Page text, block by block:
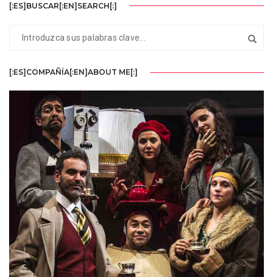
[:ES]BUSCAR[:EN]SEARCH[:]
[:ES]COMPAÑÍA[:EN]ABOUT ME[:]